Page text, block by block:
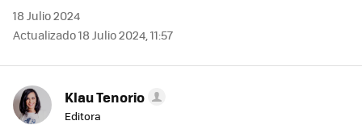
18 Julio 2024
Actualizado 18 Julio 2024, 11:57
Klau Tenorio
Editora